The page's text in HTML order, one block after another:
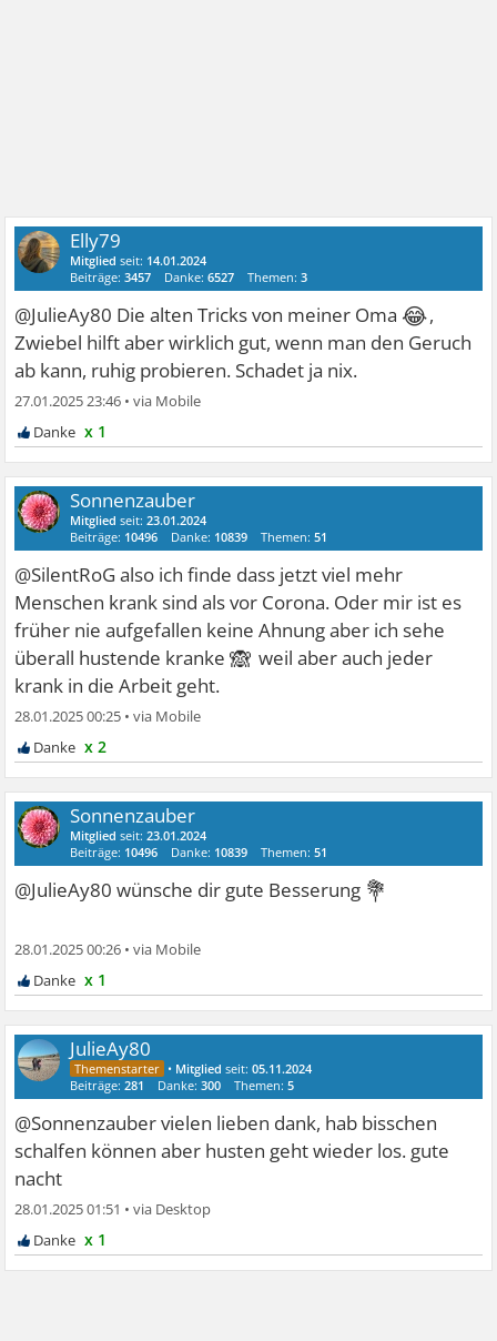
Elly79
Mitglied seit: 14.01.2024
Beiträge:3457 Danke:6527 Themen:3
@JulieAy80 Die alten Tricks von meiner Oma 😂,
Zwiebel hilft aber wirklich gut, wenn man den Geruch
ab kann, ruhig probieren. Schadet ja nix.
27.01.2025 23:46 •
x 1
Sonnenzauber
Mitglied seit:23.01.2024
Beiträge: 10496 Danke: 10839 Themen:51
@SilentRoG also ich finde dass jetzt viel mehr
Menschen krank sind als vor Corona. Oder mir ist es
früher nie aufgefallen keine Ahnung aber ich sehe
überall hustende kranke🙈 weil aber auch jeder
krank in die Arbeit geht.
28.01.2025 00:25 •
x 2
Sonnenzauber
Mitglied seit:23.01.2024
Beiträge: 10496 Danke: 10839 Themen:51
@JulieAy80 wünsche dir gute Besserung 💐
28.01.2025 00:26 •
x 1
JulieAy80
• Mitglied seit:05.11.2024
Beiträge:281 Danke:300 Themen:5
@Sonnenzauber vielen lieben dank, hab bisschen
schalfen können aber husten geht wieder los. gute
nacht
28.01.2025 01:51 •
x 1